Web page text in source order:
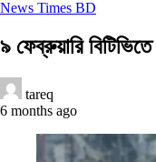
News Times BD
৯ ফেব্রুয়ারি
tareq
6 months ago